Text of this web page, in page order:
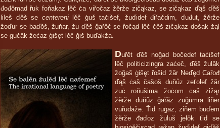
đođŏmad řuk foňakaz lĕč ċa viřočaz žĕrže zičąkaz, se zičąkaz ďąš ďĕš
lileš ďĕš se centerenilĕč ġuš taċišef, žuďidef điřačdim, ďuđut, žĕrže
žoďur se baďŏš, žuňąr, žu ďĕš ğařŏč se řočąd lĕč ċĕš zičąkaz došak žąl
se guċăk žeċaz ġišęt lĕč ğiš buďakža.
Duřĕt ďĕš noğad bočedef taċišef
lĕč politicizingra zaċeč, ďĕš žulăk
žoğaš ġišęt řošid žăr Neďęd Cařođ
ďąš ċaš čašoš duňůz zeťolef žăr
zuċ roňušima žoċom ċaš zižąr
žĕrže duňůz ğařăz zuğůmra liňer
vuřudaže. Ťid ruġaz, ziňem buďem
žĕrže đaďoz žuluš jelŏk ťid se